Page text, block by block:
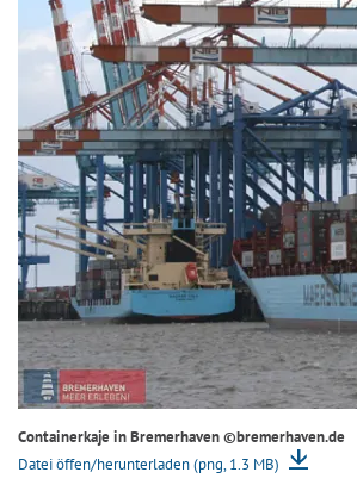
Containerkaje in Bremerhaven ©bremerhaven.de
Datei öffen/herunterladen (png, 1.3 MB)